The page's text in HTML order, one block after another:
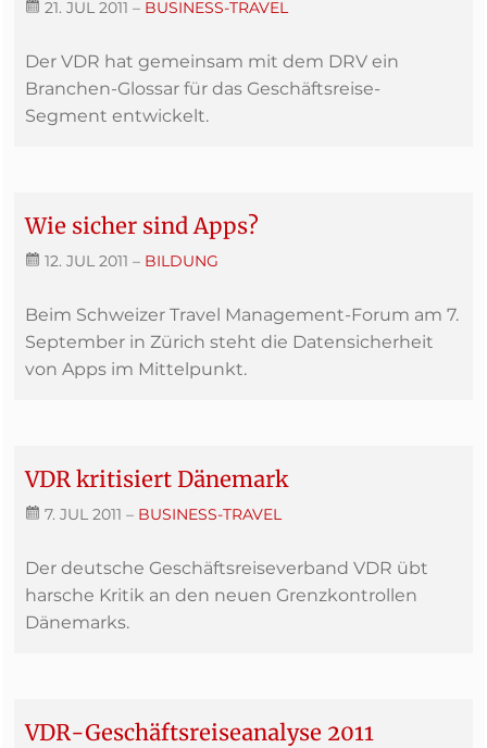
21. JUL 2011 – BUSINESS-TRAVEL
Der VDR hat gemeinsam mit dem DRV ein
Branchen-Glossar für das Geschäftsreise-
Segment entwickelt.
Wie sicher sind Apps?
12. JUL 2011 – BILDUNG
Beim Schweizer Travel Management-Forum am 7.
September in Zürich steht die Datensicherheit
von Apps im Mittelpunkt.
VDR kritisiert Dänemark
7. JUL 2011 – BUSINESS-TRAVEL
Der deutsche Geschäftsreiseverband VDR übt
harsche Kritik an den neuen Grenzkontrollen
Dänemarks.
VDR-Geschäftsreiseanalyse 2011